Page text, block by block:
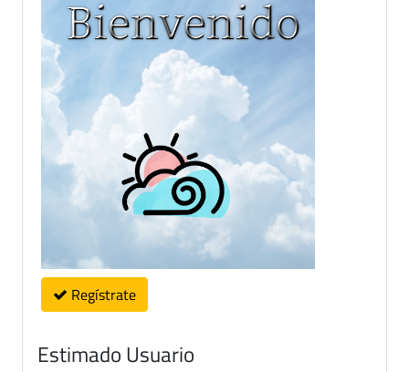
Regístrate
Estimado Usuario